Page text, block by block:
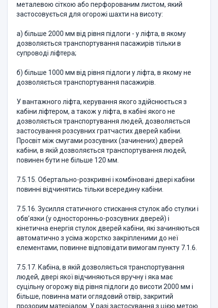
металевою сіткою або перфорованим листом, який
застосовується для огорожі шахти на висоту:
а) більше 2000 мм від рівня підлоги - у ліфта, в якому
дозволяється транспортування пасажирів тільки в
супроводі ліфтера;
б) більше 1000 мм від рівня підлоги у ліфта, в якому не
дозволяється транспортування пасажирів.
У вантажного ліфта, керування якого здійснюється з
кабіни ліфтером, а також у ліфта, в кабіні якого не
дозволяється транспортування людей, дозволяється
застосування розсувних гратчастих дверей кабіни.
Просвіт між смугами розсувних (зачинених) дверей
кабіни, в якій дозволяється транспортування людей,
повинен бути не більше 120 мм.
7.5.15. Обертально-розкривні і комбіновані двері кабіни
повинні відчинятись тільки всередину кабіни.
7.5.16. Зусилля статичного стискання стулок або стулки і
обв’язки (у односторонньо-розсувних дверей) і
кінетична енергія стулок дверей кабіни, які зачиняються
автоматично з усіма жорстко закріпленими до неї
елементами, повинне відповідати вимогам пункту 7.1.6.
7.5.17. Кабіна, в якій дозволяється транспортування
людей, двері якої відчиняються вручну і яка має
суцільну огорожу від рівня підлоги до висоти 2000 мм і
більше, повинна мати оглядовий отвір, закритий
прозорим матеріалом. У разі застосування з цією метою